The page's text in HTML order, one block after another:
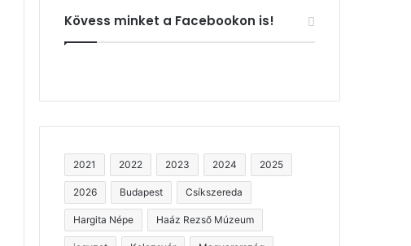
Kövess minket a Facebookon is!
2021 2022 2023 2024 2025
2026 Budapest Csíkszereda
Hargita Népe Haáz Rezső Múzeum